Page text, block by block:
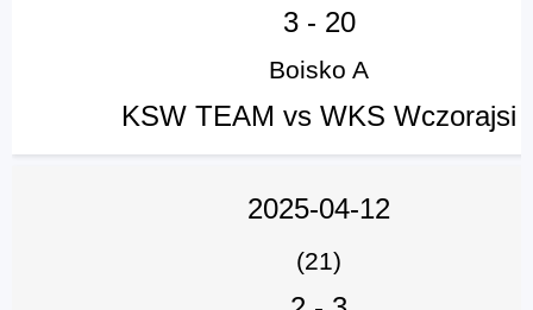
3- 20
Boisko A
KSW TEAM vs WKS Wczorajsi
2025-04-12
(21)